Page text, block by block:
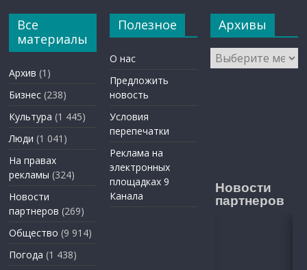
Все
материалы
Архив (1)
Бизнес (238)
Культура (1 445)
Люди (1 041)
На правах
рекламы (324)
Новости
партнеров (269)
Общество (9 914)
Погода (1 438)
Полезное
О нас
Предложить
новость
Условия
перепечатки
Реклама на
электронных
площадках 9
Канала
Архивы
Архивы
Новости
партнеров